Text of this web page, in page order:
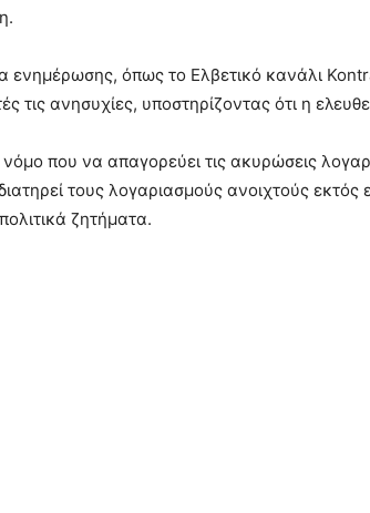
ενημέρωσης, όπως το Ελβετικό κανάλι
τις ανησυχίες, υποστηρίζοντας ότι η
που να απαγορεύει τις ακυρώσεις
τους λογαριασμούς ανοιχτούς
ζητήματα.